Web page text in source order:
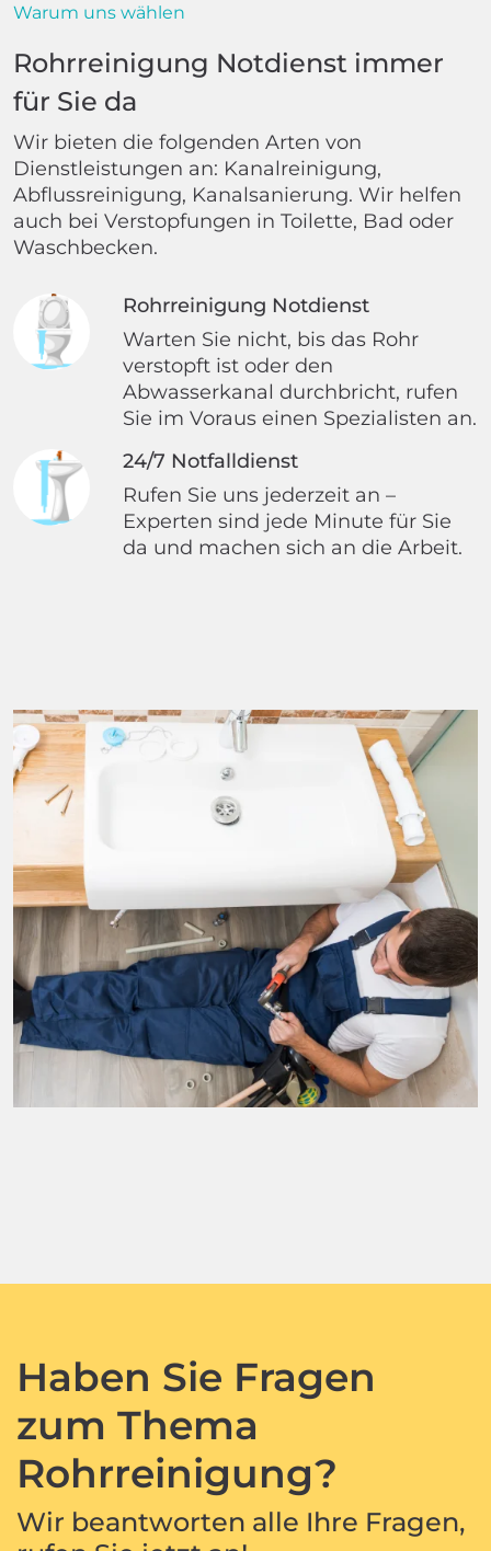
Warum uns wählen
Rohrreinigung Notdienst immer
für Sie da
Wir bieten die folgenden Arten von
Dienstleistungen an: Kanalreinigung,
Abflussreinigung, Kanalsanierung. Wir helfen
auch bei Verstopfungen in Toilette, Bad oder
Waschbecken.
Rohrreinigung Notdienst
Warten Sie nicht, bis das Rohr
verstopft ist oder den
Abwasserkanal durchbricht, rufen
Sie im Voraus einen Spezialisten an.
24/7 Notfalldienst
Rufen Sie uns jederzeit an –
Experten sind jede Minute für Sie
da und machen sich an die Arbeit.
Haben Sie Fragen
zum Thema
Rohrreinigung?
Wir beantworten alle Ihre Fragen,